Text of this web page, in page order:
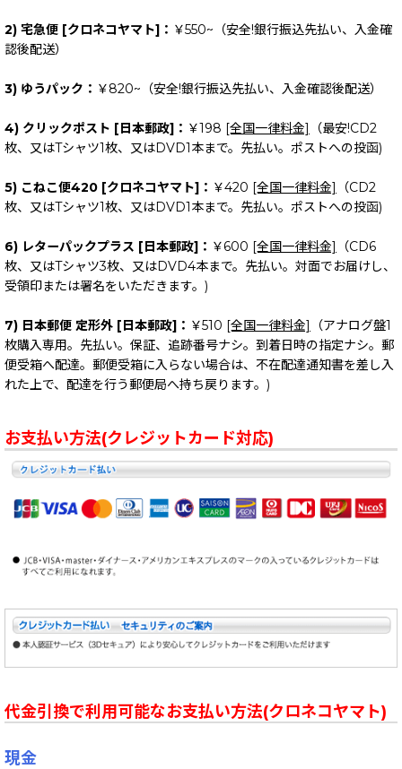
2) 宅急便 [クロネコヤマト]： ￥550~（安全!銀行振込先払い、入金確
認後配送）
3) ゆうパック： ￥820~（安全!銀行振込先払い、入金確認後配送）
4) クリックポスト [日本郵政]： ￥198 [全国一律料金]
（最安!CD2
枚、又はTシャツ1枚、又はDVD1本まで。先払い。ポストへの投函)
5) こねこ便420 [クロネコヤマト]： ￥420 [全国一律料金]
（CD2
枚、又はTシャツ1枚、又はDVD1本まで。先払い。ポストへの投函)
6) レターパックプラス [日本郵政]： ￥600 [全国一律料金]
（CD6
枚、又はTシャツ3枚、又はDVD4本まで。先払い。対面でお届けし、
受領印または署名をいただきます。)
7) 日本郵便 定形外 [日本郵政]： ￥510 [全国一律料金]
（アナログ盤1
枚購入専用。先払い。保証、追跡番号ナシ。到着日時の指定ナシ。郵
便受箱へ配達。郵便受箱に入らない場合は、不在配達通知書を差し入
れた上で、配達を行う郵便局へ持ち戻ります。)
お支払い方法(クレジットカード対応)
代金引換で利用可能なお支払い方法(クロネコヤマト)
現金